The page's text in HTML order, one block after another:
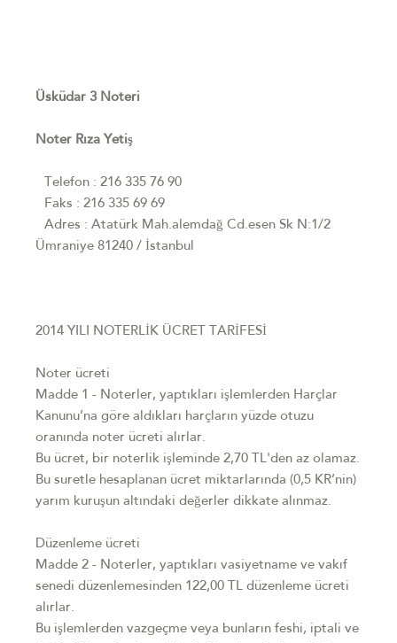
Üsküdar 3 Noteri
Noter Rıza Yetiş
Telefon : 216 335 76 90
Faks : 216 335 69 69
Adres : Atatürk Mah.alemdağ Cd.esen Sk N:1/2
Ümraniye 81240 / İstanbul
2014 YILI NOTERLİK ÜCRET TARİFESİ
Noter ücreti
Madde 1 - Noterler, yaptıkları işlemlerden Harçlar
Kanunu’na göre aldıkları harçların yüzde otuzu
oranında noter ücreti alırlar.
Bu ücret, bir noterlik işleminde 2,70 TL'den az olamaz.
Bu suretle hesaplanan ücret miktarlarında (0,5 KR’nin)
yarım kuruşun altındaki değerler dikkate alınmaz.
Düzenleme ücreti
Madde 2 - Noterler, yaptıkları vasiyetname ve vakıf
senedi düzenlemesinden 122,00 TL düzenleme ücreti
alırlar.
Bu işlemlerden vazgeçme veya bunların feshi, iptali ve